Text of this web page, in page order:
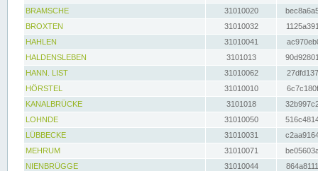
BRAMSCHE
31010020
BROXTEN
31010032
HAHLEN
31010041
HALDENSLEBEN
3101013
HANN. LIST
31010062
HÖRSTEL
31010010
KANALBRÜCKE
3101018
LOHNDE
31010050
LÜBBECKE
31010031
MEHRUM
31010071
NIENBRÜGGE
31010044